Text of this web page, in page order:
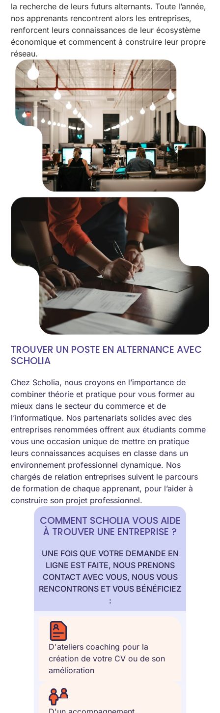
la recherche de leurs futurs alternants. Toute l’année,
nos apprenants rencontrent alors les entreprises,
renforcent leurs connaissances de leur écosystème
économique et commencent à construire leur propre
réseau.
TROUVER UN POSTE EN ALTERNANCE AVEC
SCHOLIA
Chez Scholia, nous croyons en l’importance de
combiner théorie et pratique pour vous former au
mieux dans le secteur du commerce et de
l’informatique. Nos partenariats solides avec des
entreprises renommées offrent aux étudiants comme
vous une occasion unique de mettre en pratique
leurs connaissances acquises en classe dans un
environnement professionnel dynamique. Nos
chargés de relation entreprises suivent le parcours
de formation de chaque apprenant, pour l’aider à
construire son projet professionnel.
COMMENT SCHOLIA VOUS AIDE
À TROUVER UNE ENTREPRISE ?
UNE FOIS QUE VOTRE DEMANDE EN
LIGNE EST FAITE, NOUS PRENONS
CONTACT AVEC VOUS, NOUS VOUS
RENCONTRONS ET VOUS BÉNÉFICIEZ
:
D'ateliers coaching pour la
création de votre CV ou de son
amélioration